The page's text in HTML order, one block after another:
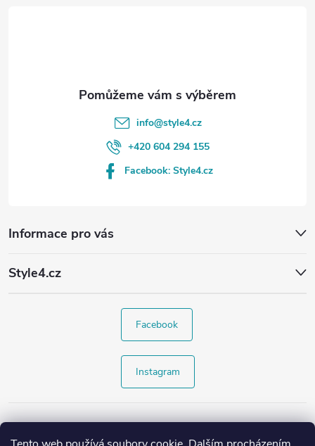
Informace pro vás
Style4.cz
info@style4.cz
+420 604 294 155
Facebook: Style4.cz
Facebook
Instagram